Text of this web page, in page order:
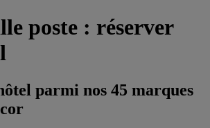
poste : réserver
parmi nos 45 marques